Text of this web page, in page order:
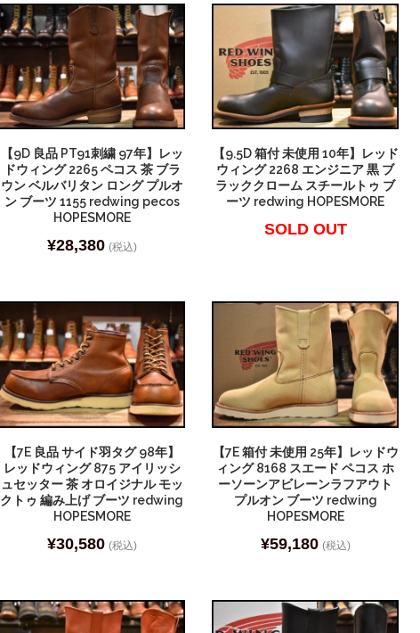
【9D 良品 PT91刺繍 97年】レッ
ドウィング 2265 ペコス 茶 ブラ
ウン ベルバリタン ロング プルオ
ン ブーツ 1155 redwing pecos
HOPESMORE
¥28,380 (税込)
【9.5D 箱付 未使用 10年】レッド
ウィング 2268 エンジニア 黒 ブ
ラッククローム スチールトゥ ブ
ーツ redwing HOPESMORE
SOLD OUT
【7E 良品 サイド羽タグ 98年】
レッドウィング 875 アイリッシ
ュセッター 茶 オロイジナル モッ
クトゥ 編み上げ ブーツ redwing
HOPESMORE
¥30,580 (税込)
【7E 箱付 未使用 25年】レッドウ
ィング 8168 スエード ペコス ホ
ーソーンアビレーンラフアウト
プルオン ブーツ redwing
HOPESMORE
¥59,180 (税込)